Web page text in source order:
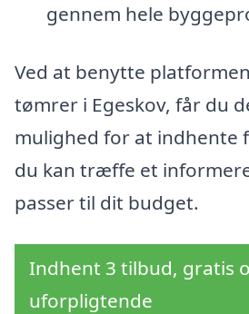
gennem hele
Ved at benytte
tømrer i Egeskov, får du
mulighed for at indhente
du kan træffe et
passer til dit budget.
Indhent 3 tilbud, gratis
uforpligtende